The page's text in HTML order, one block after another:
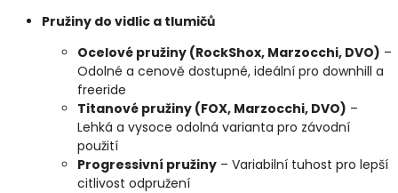
Pružiny do vidlic a tlumičů
Ocelové pružiny (RockShox, Marzocchi, DVO) –
Odolné a cenově dostupné, ideální pro downhill a
freeride
Titanové pružiny (FOX, Marzocchi, DVO) –
Lehká a vysoce odolná varianta pro závodní
použití
Progressivní pružiny – Variabilní tuhost pro lepší
citlivost odpružení